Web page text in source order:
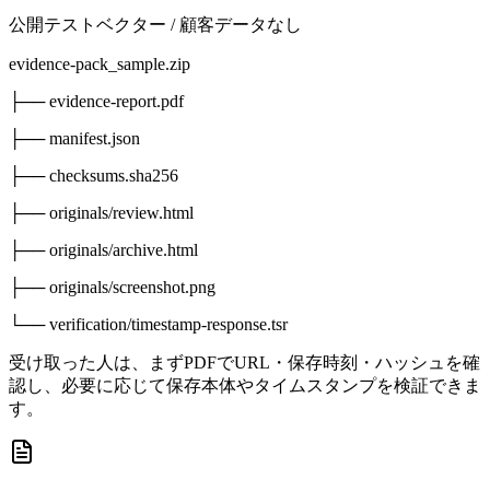
公開テストベクター / 顧客データなし
evidence-pack_sample.zip
├── evidence-report.pdf
├── manifest.json
├── checksums.sha256
├── originals/review.html
├── originals/archive.html
├── originals/screenshot.png
└── verification/timestamp-response.tsr
受け取った人は、まずPDFでURL・保存時刻・ハッシュを確
認し、必要に応じて保存本体やタイムスタンプを検証できま
す。